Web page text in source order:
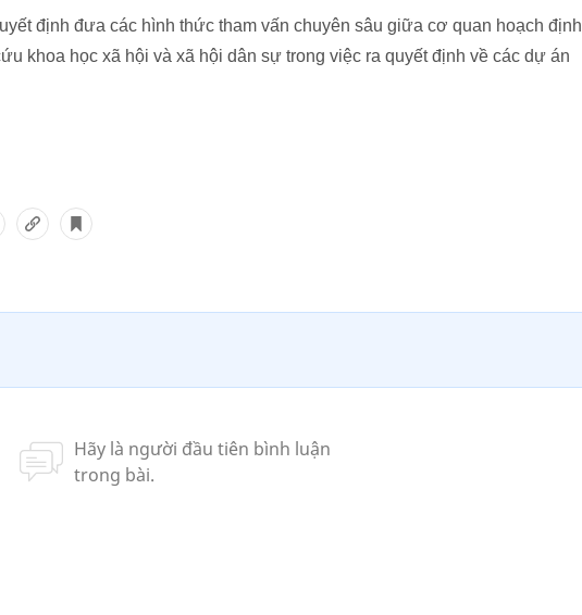
định đưa các hình thức tham vấn chuyên sâu giữa cơ quan hoạch định
khoa học xã hội và xã hội dân sự trong việc ra quyết định về các dự án